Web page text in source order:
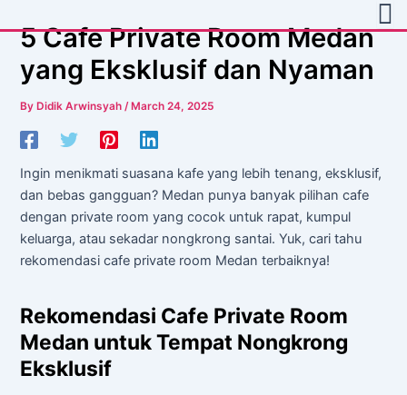
to
content
5 Cafe Private Room Medan
yang Eksklusif dan Nyaman
ByDidik Arwinsyah /March 24, 2025
Ingin menikmati suasana kafe yang lebih tenang, eksklusif,
dan bebas gangguan? Medan punya banyak pilihan cafe
dengan private room yang cocok untuk rapat, kumpul
keluarga, atau sekadar nongkrong santai. Yuk, cari tahu
rekomendasi cafe private room Medan terbaiknya!
Rekomendasi Cafe Private Room
Medan untuk Tempat Nongkrong
Eksklusif
navigation